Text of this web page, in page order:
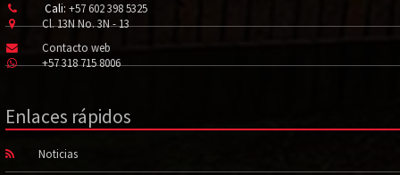
Cali: +57 602 398 5325
Cl. 13N No. 3N - 13
Contacto web
+57 318 715 8006
Enlaces rápidos
Noticias